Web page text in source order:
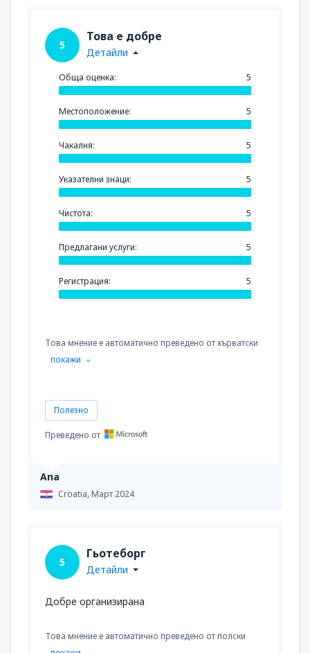
Ana
Croatia,Март 2024
5
Това е добре
Детайли
Обща оценка: 5
Местоположение: 5
Чакалня: 5
Указателни знаци: 5
Чистота: 5
Предлагани услуги: 5
Регистрация: 5
Това мнение е автоматично преведено от хърватски
покажи
Полезно
Преведено от
5
Гьотеборг
Детайли
Добре организирана
Това мнение е автоматично преведено от полски